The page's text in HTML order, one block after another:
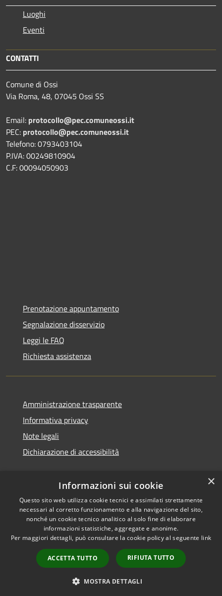
Luoghi
Eventi
CONTATTI
Comune di Ossi
Via Roma, 48, 07045 Ossi SS
Email: protocollo@pec.comuneossi.it
PEC: protocollo@pec.comuneossi.it
Telefono: 0793403104
P.IVA: 00249810904
C.F: 00094050903
Prenotazione appuntamento
Segnalazione disservizio
Leggi le FAQ
Richiesta assistenza
Amministrazione trasparente
Informativa privacy
Note legali
Dichiarazione di accessibilità
RSS
Accessibilità
Copyright © 2026 • Comune di
Municipium•
Accesso
redazione
×
Informazioni sui cookie
Questo sito web utilizza cookie tecnici e assimilati strettamente
necessari al corretto funzionamento e alla navigazione del sito,
nonché un cookie tecnico analitico al solo fine di elaborare
informazioni statistiche, aggregate e anonime.
Per maggiori dettagli, può consultare la cookie policy al seguente link
ACCETTA TUTTO RIFIUTA TUTTO
MOSTRA DETTAGLI